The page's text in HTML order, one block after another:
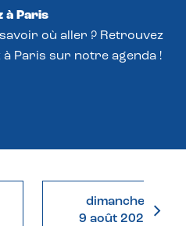
à Paris
où aller ? Retrouvez
à Paris sur notre agenda !
dimanche
9 août 2026